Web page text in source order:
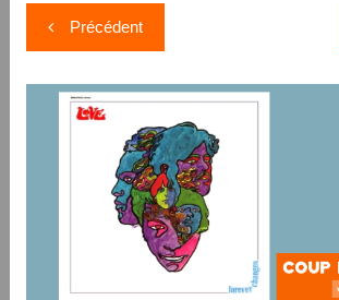
Navigation
de
l’article
Précédent